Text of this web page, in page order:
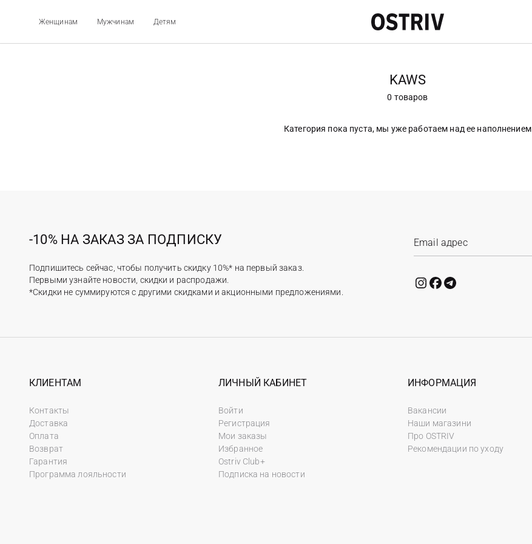
Женщинам Мужчинам Детям
KAWS
0 товаров
Категория пока пуста, мы уже работаем над ее наполнением
-10% НА ЗАКАЗ ЗА ПОДПИСКУ
Подпишитесь сейчас, чтобы получить скидку 10%* на первый заказ.
Первыми узнайте новости, скидки и распродажи.
*Скидки не суммируются с другими скидками и акционными предложениями.
КЛИЕНТАМ
Контакты
Доставка
Оплата
Возврат
Гарантия
Программа лояльности
ЛИЧНЫЙ КАБИНЕТ
Войти
Регистрация
Мои заказы
Избранное
Ostriv Club+
Подписка на новости
ИНФОРМАЦИЯ
Вакансии
Наши магазини
Про OSTRIV
Рекомендации по уходу